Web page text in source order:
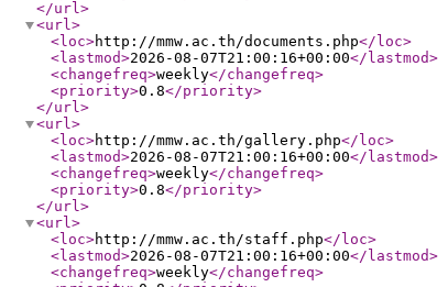
</url>
<url>
<loc>http://mmw.ac.th/documents.php</loc>
<lastmod>2026-08-07T21:00:16+00:00</lastmod>
<changefreq>weekly</changefreq>
<priority>0.8</priority>
</url>
<url>
<loc>http://mmw.ac.th/gallery.php</loc>
<lastmod>2026-08-07T21:00:16+00:00</lastmod>
<changefreq>weekly</changefreq>
<priority>0.8</priority>
</url>
<url>
<loc>http://mmw.ac.th/staff.php</loc>
<lastmod>2026-08-07T21:00:16+00:00</lastmod>
<changefreq>weekly</changefreq>